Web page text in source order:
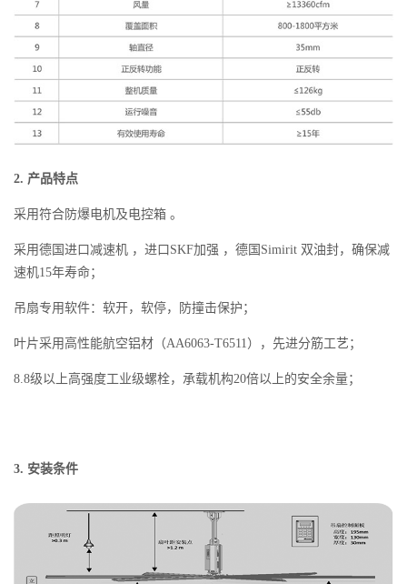
2. 产品特点
采用符合防爆电机及电控箱 。
采用德国进口减速机 ，进口SKF加强 ，德国Simirit 双油封，确保减
速机15年寿命；
吊扇专用软件：软开，软停，防撞击保护；
叶片采用高性能航空铝材（AA6063-T6511），先进分筋工艺；
8.8级以上高强度工业级螺栓，承载机构20倍以上的安全余量；
3. 安装条件